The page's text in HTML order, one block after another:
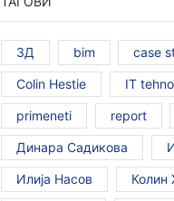
3Д bim case
Colin Hestie IT
primeneti report
Динара Садикова
Илија Насов Колин